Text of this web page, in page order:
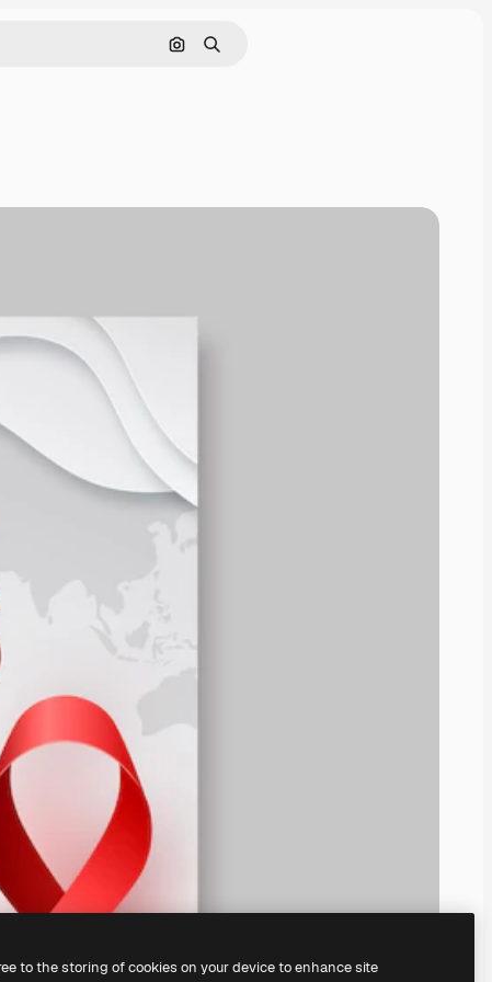
Cerca per immagine
Ricerca
to the storing of cookies on your device to enhance site